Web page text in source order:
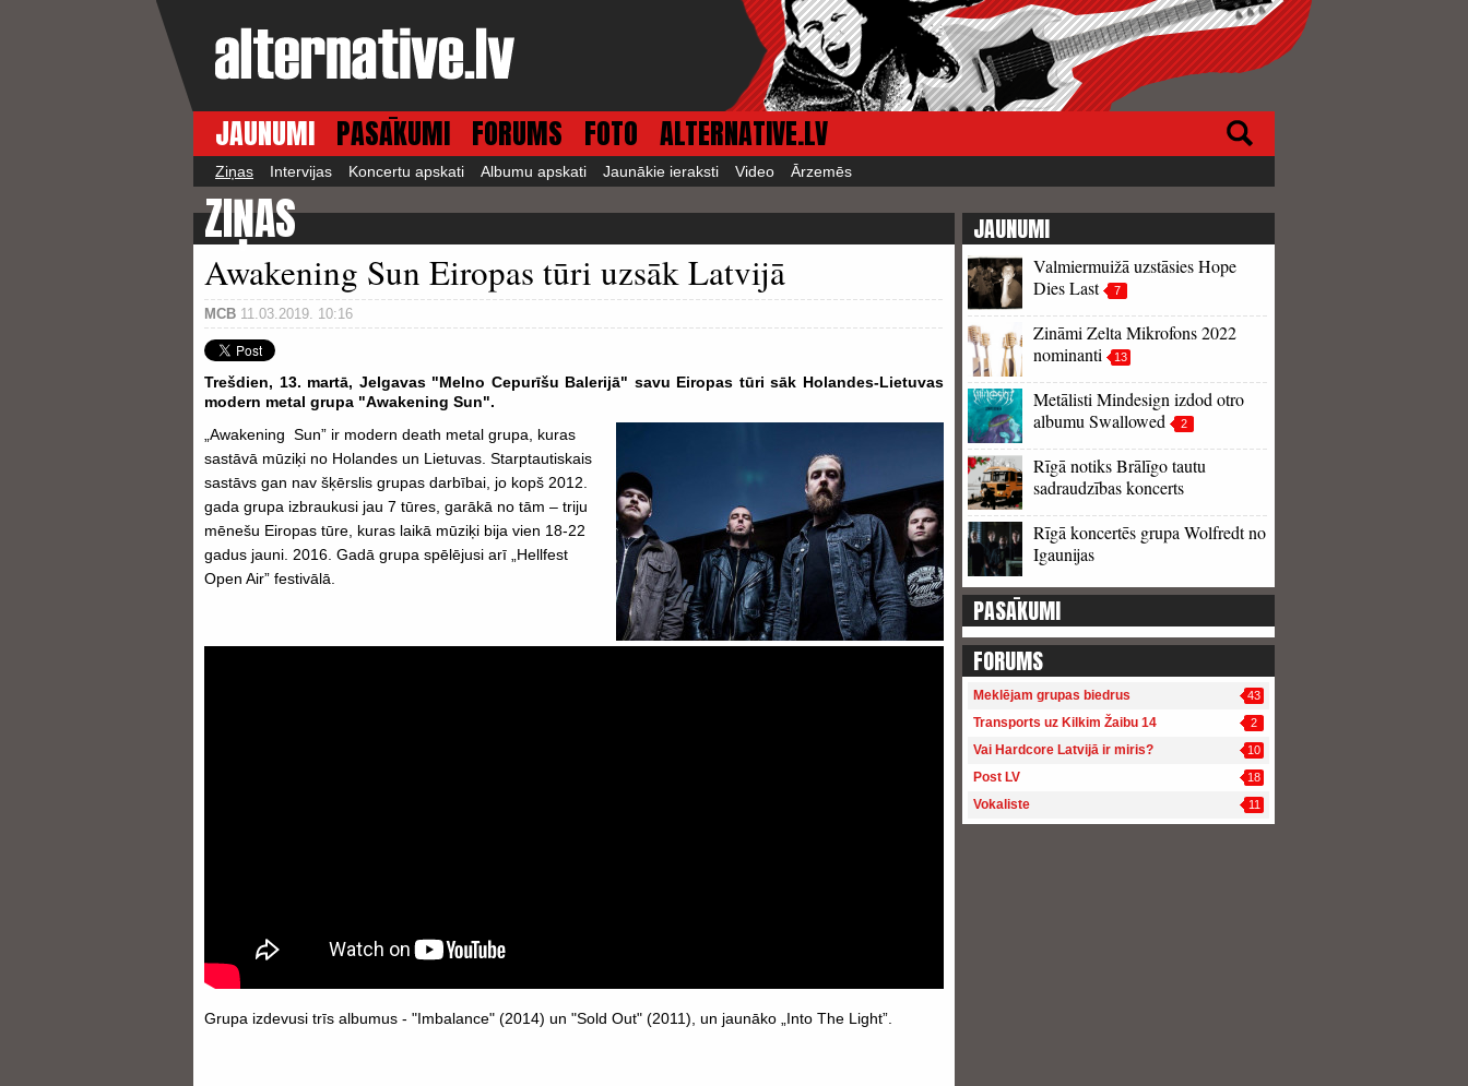
JAUNUMI PASĀKUMI FORUMS FOTO ALTERNATIVE.LV
Ziņas Intervijas Koncertu apskati Albumu apskati Jaunākie ieraksti Video Ārzemēs
ZIŅAS
Awakening Sun Eiropas tūri uzsāk Latvijā
MCB 11.03.2019. 10:16
Trešdien, 13. martā, Jelgavas "Melno Cepurīšu Balerijā" savu Eiropas tūri sāk Holandes-Lietuvas
modern metal grupa "Awakening Sun".
„Awakening Sun” ir modern death metal grupa, kuras
sastāvā mūziķi no Holandes un Lietuvas. Starptautiskais
sastāvs gan nav šķērslis grupas darbībai, jo kopš 2012.
gada grupa izbraukusi jau 7 tūres, garākā no tām – triju
mēnešu Eiropas tūre, kuras laikā mūziķi bija vien 18-22
gadus jauni. 2016. Gadā grupa spēlējusi arī „Hellfest
Open Air” festivālā.
Grupa izdevusi trīs albumus - "Imbalance" (2014) un "Sold Out" (2011), un jaunāko „Into The Light”.
JAUNUMI
Valmiermuižā uzstāsies Hope
Dies Last
7
Zināmi Zelta Mikrofons 2022
nominanti
13
Metālisti Mindesign izdod otro
albumu Swallowed
2
Rīgā notiks Brālīgo tautu
sadraudzības koncerts
Rīgā koncertēs grupa Wolfredt no
Igaunijas
PASĀKUMI
FORUMS
Meklējam grupas biedrus 43
Transports uz Kilkim Žaibu 14 2
Vai Hardcore Latvijā ir miris? 10
Post LV 18
Vokaliste 11